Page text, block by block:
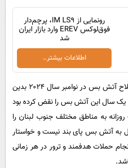
رونمایی از IM LS9، پرچم‌دار
فوق‌لوکس EREV وارد بازار ایران
شد
اطلاعات بیشتر..
اسرائیل در طول دوره به اصطلاح آتش بس در نوامبر سال 2024 بدین
یک سال این آتش بس را نقض کرده بود
به مناطق مختلف جنوب لبنان را
به آتش بس پای بند نیست و خواستار
حملات هدفمند و ترور در هر زمانی